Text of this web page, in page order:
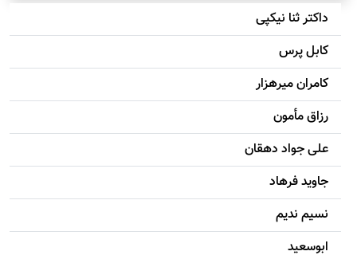
داکتر ثنا نیکپی
کابل پرس
کامران میرهزار
رزاق مأمون
علی جواد دهقان
جاويد فرهاد
نسیم ندیم
ابوسعيد